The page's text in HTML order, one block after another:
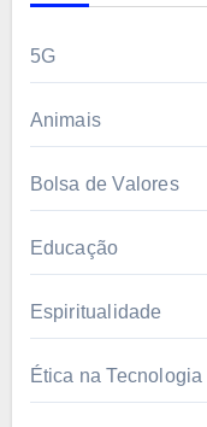
5G
Animais
Bolsa de Valores
Educação
Espiritualidade
Ética na Tecnologia